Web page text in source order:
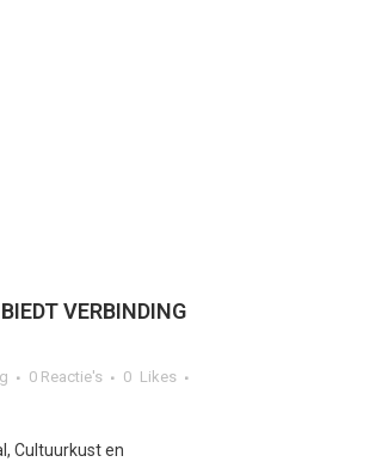
VERBINDING
0 Reactie's 0 Likes
Cultuurkust en